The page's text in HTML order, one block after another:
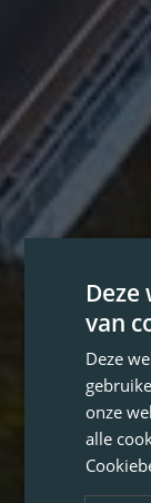
van
Deze
onze
alle